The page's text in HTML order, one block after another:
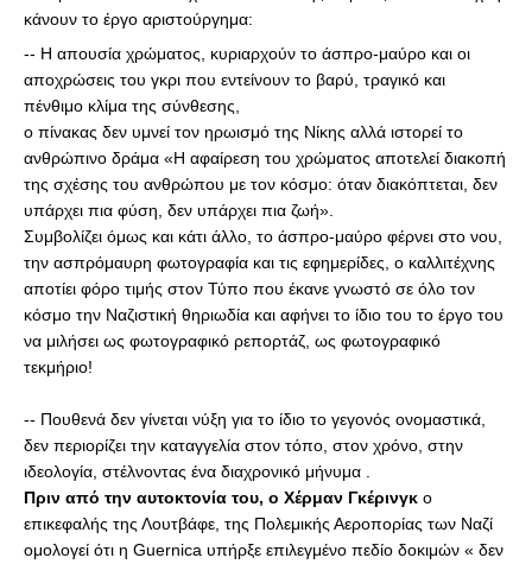
κάνουν το έργο αριστούργημα:
-- Η απουσία χρώματος, κυριαρχούν το άσπρο-μαύρο και οι
αποχρώσεις του γκρι που εντείνουν το βαρύ, τραγικό και
πένθιμο κλίμα της σύνθεσης,
ο πίνακας δεν υμνεί τον ηρωισμό της Νίκης αλλά ιστορεί το
ανθρώπινο δράμα «Η αφαίρεση του χρώματος αποτελεί διακοπή
της σχέσης του ανθρώπου με τον κόσμο: όταν διακόπτεται, δεν
υπάρχει πια φύση, δεν υπάρχει πια ζωή».
Συμβολίζει όμως και κάτι άλλο, το άσπρο-μαύρο φέρνει στο νου,
την ασπρόμαυρη φωτογραφία και τις εφημερίδες, ο καλλιτέχνης
αποτίει φόρο τιμής στον Τύπο που έκανε γνωστό σε όλο τον
κόσμο την Ναζιστική θηριωδία και αφήνει το ίδιο του το έργο του
να μιλήσει ως φωτογραφικό ρεπορτάζ, ως φωτογραφικό
τεκμήριο!
-- Πουθενά δεν γίνεται νύξη για το ίδιο το γεγονός ονομαστικά,
δεν περιορίζει την καταγγελία στον τόπο, στον χρόνο, στην
ιδεολογία, στέλνοντας ένα διαχρονικό μήνυμα .
Πριν από την αυτοκτονία του, ο Χέρμαν Γκέρινγκ ο
επικεφαλής της Λουτβάφε, της Πολεμικής Αεροπορίας των Ναζί
ομολογεί ότι η Guernica υπήρξε επιλεγμένο πεδίο δοκιμών « δεν